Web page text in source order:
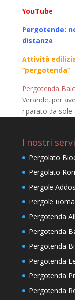
YouTube
Pergotende:
distanze
Attività
“pergotenda”
Pergotenda
Verande, per
riparato da sole
I nostri
Pergolato
Pergolato
Pergole
Pergole Roma
Pergotenda
Pergotenda
Pergotenda
Pergotenda
Pergotenda
Pergotenda